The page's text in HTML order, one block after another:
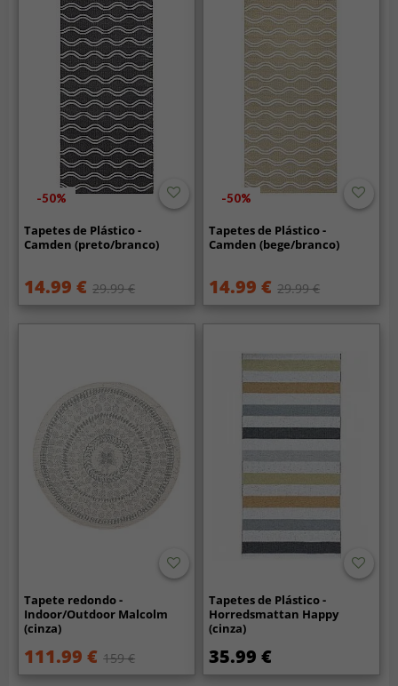
-50%
Tapetes de Plástico -
Camden (preto/branco)
14.99 € 29.99 €
-50%
Tapetes de Plástico -
Camden (bege/branco)
14.99 € 29.99 €
Tapete redondo -
Indoor/Outdoor Malcolm
(cinza)
111.99 € 159 €
Tapetes de Plástico -
Horredsmattan Happy
(cinza)
35.99 €